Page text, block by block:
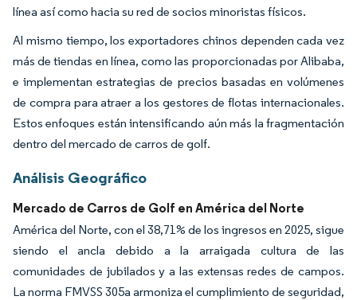
línea así como hacia su red de socios minoristas físicos.
Al mismo tiempo, los exportadores chinos dependen cada vez
más de tiendas en línea, como las proporcionadas por Alibaba,
e implementan estrategias de precios basadas en volúmenes
de compra para atraer a los gestores de flotas internacionales.
Estos enfoques están intensificando aún más la fragmentación
dentro del mercado de carros de golf.
Análisis Geográfico
Mercado de Carros de Golf en América del Norte
América del Norte, con el 38,71% de los ingresos en 2025, sigue
siendo el ancla debido a la arraigada cultura de las
comunidades de jubilados y a las extensas redes de campos.
La norma FMVSS 305a armoniza el cumplimiento de seguridad,